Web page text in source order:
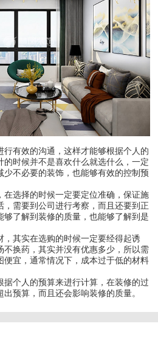
行有效的沟通，这样才能够根据个人的
的时候并不是喜欢什么就选什么，一定
少不必要的装饰，也能够有效的控制预
在选择的时候一定要定位准确，保证施
，需要到公司进行考察，而且还要到正
够了解到装修的质量，也能够了解到是
，其实在选购的时候一定要经得起诱
不换药，其实并没有优惠多少，所以需
便宜，通常情况下，成本过于低的材料
据个人的预算来进行计算，在装修的过
预算，而且还会影响装修的质量。